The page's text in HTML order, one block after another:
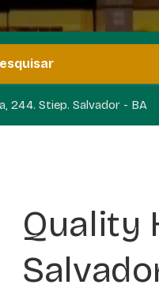
244. Stiep. Salvador - BA
Quality